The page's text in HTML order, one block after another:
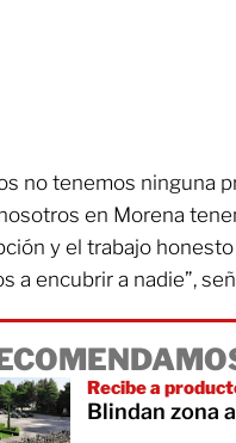
no tenemos ninguna
en Morena
y el trabajo
a encubrir a nadie”,
Recibe a
Blindan zona